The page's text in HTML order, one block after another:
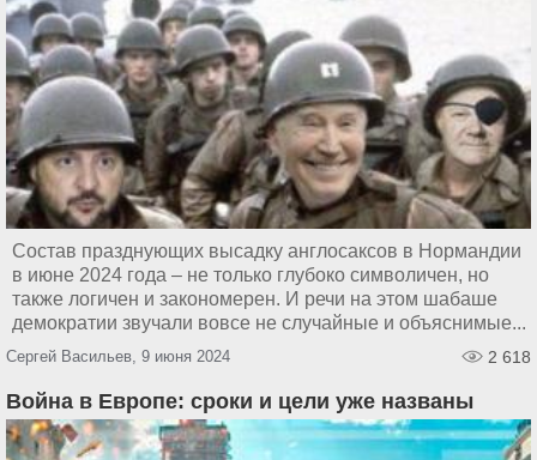
Состав празднующих высадку англосаксов в Нормандии
в июне 2024 года – не только глубоко символичен, но
также логичен и закономерен. И речи на этом шабаше
демократии звучали вовсе не случайные и объяснимые...
Сергей Васильев, 9 июня 2024 2 618
Война в Европе: сроки и цели уже названы